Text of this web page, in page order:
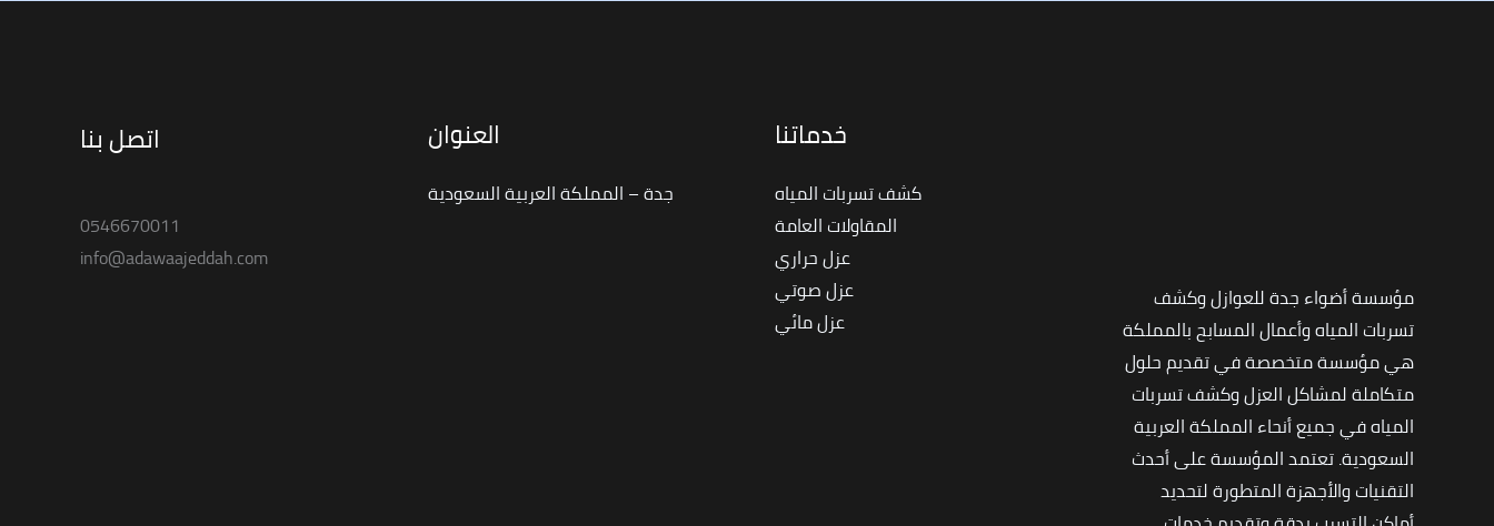
مؤسسة أضواء جدة للعوازل وكشف
تسربات المياه وأعمال المسابح بالمملكة
هي مؤسسة متخصصة في تقديم حلول
متكاملة لمشاكل العزل وكشف تسربات
المياه في جميع أنحاء المملكة العربية
السعودية. تعتمد المؤسسة على أحدث
التقنيات والأجهزة المتطورة لتحديد
خدماتنا
كشف تسربات المياه
المقاولات العامة
عزل حراري
عزل صوتي
عزل مائي
العنوان
جدة – المملكة العربية السعودية
اتصل بنا